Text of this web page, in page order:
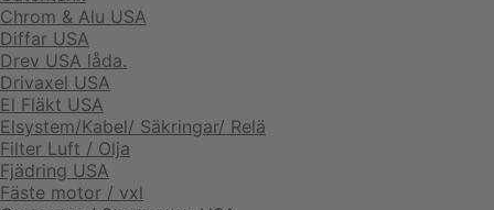
Chrom & Alu USA
Diffar USA
Drev USA låda.
Drivaxel USA
El Fläkt USA
Elsystem/Kabel/ Säkringar/ Relä
Filter Luft / Olja
Fjädring USA
Fäste motor / vxl